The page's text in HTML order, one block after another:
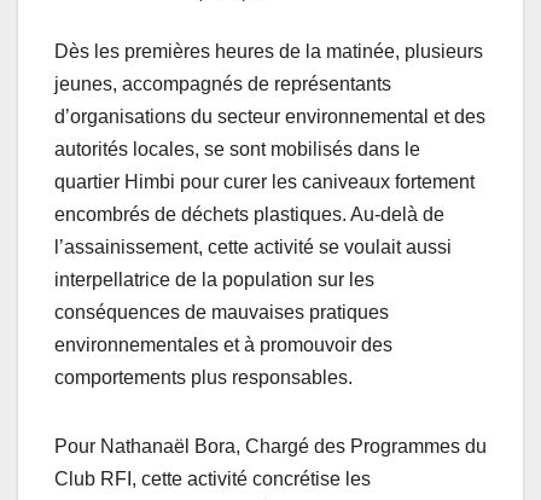
Dès les premières heures de la matinée, plusieurs
jeunes, accompagnés de représentants
d’organisations du secteur environnemental et des
autorités locales, se sont mobilisés dans le
quartier Himbi pour curer les caniveaux fortement
encombrés de déchets plastiques. Au-delà de
l’assainissement, cette activité se voulait aussi
interpellatrice de la population sur les
conséquences de mauvaises pratiques
environnementales et à promouvoir des
comportements plus responsables.
Pour Nathanaël Bora, Chargé des Programmes du
Club RFI, cette activité concrétise les